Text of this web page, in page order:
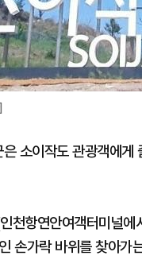
소이작도 관광객에
천항연안여객터미널
손가락 바위를 찾아가